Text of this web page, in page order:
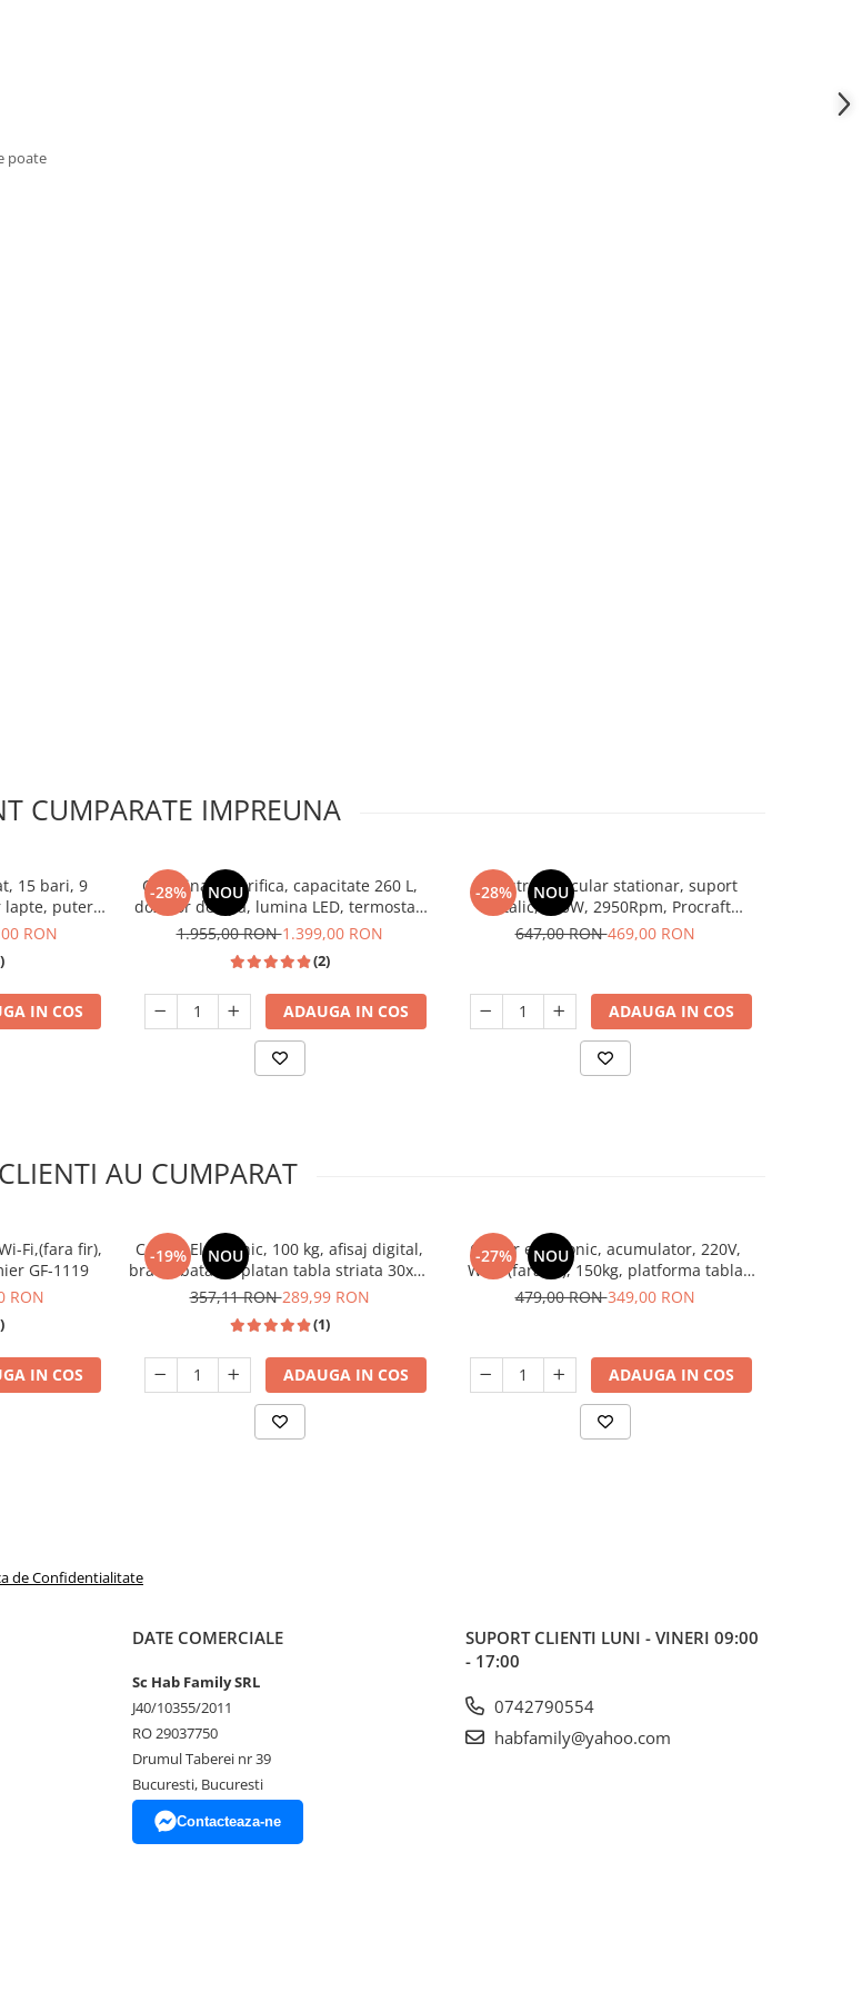
poate
CUMPARATE IMPREUNA
15 bari, 9
putere
RON
IN COS
-28% NOU
Combina frigorifica, capacitate 260 L,
dozator de apa, lumina LED, termostat,
usi reversibile, Gri Antracit, HEINNER
1.955,00 RON1.399,00 RON
(2)
ADAUGA IN COS
-28% NOU
Fierastrau circular stationar, suport
metalic, 800W, 2950Rpm, Procraft
KR2600, 220V,
647,00 RON469,00 RON
ADAUGA IN COS
AU CUMPARAT
Fi,(fara fir),
GF-1119
RON
IN COS
-19% NOU
Cantar Electronic, 100 kg, afisaj digital,
brat rabatabil, platan tabla striata 30x40
cm, Tolsen 35201
357,11 RON289,99 RON
(1)
ADAUGA IN COS
-27% NOU
Cantar electronic, acumulator, 220V,
WIFI, (fara fir), 150kg, platforma tabla
groasa, Hasuberg HB6067
479,00 RON349,00 RON
ADAUGA IN COS
de Confidentialitate
DATE COMERCIALE
Sc Hab Family SRL
J40/10355/2011
RO 29037750
Drumul Taberei nr 39
Bucuresti, Bucuresti
Contacteaza-ne
SUPORT CLIENTI LUNI - VINERI 09:00
- 17:00
0742790554
habfamily@yahoo.com